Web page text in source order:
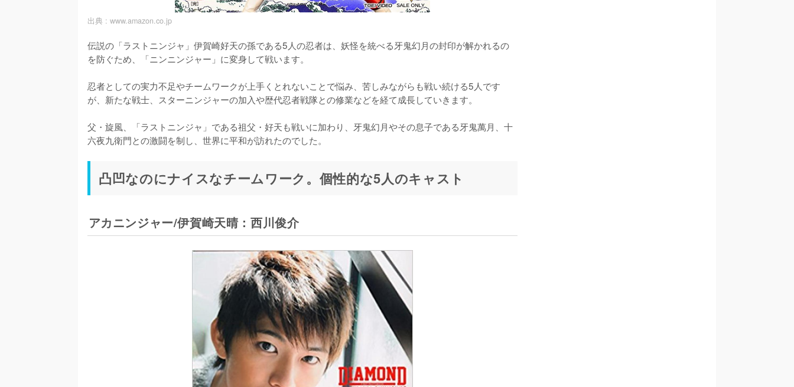
出典 : www.amazon.co.jp
伝説の「ラストニンジャ」伊賀崎好天の孫である5人の忍者は、妖怪を統べる牙鬼幻月の封印が解かれるの
を防ぐため、「ニンニンジャー」に変身して戦います。
忍者としての実力不足やチームワークが上手くとれないことで悩み、苦しみながらも戦い続ける5人です
が、新たな戦士、スターニンジャーの加入や歴代忍者戦隊との修業などを経て成長していきます。
父・旋風、「ラストニンジャ」である祖父・好天も戦いに加わり、牙鬼幻月やその息子である牙鬼萬月、十
六夜九衛門との激闘を制し、世界に平和が訪れたのでした。
凸凹なのにナイスなチームワーク。個性的な5人のキャスト
アカニンジャー/伊賀崎天晴：西川俊介